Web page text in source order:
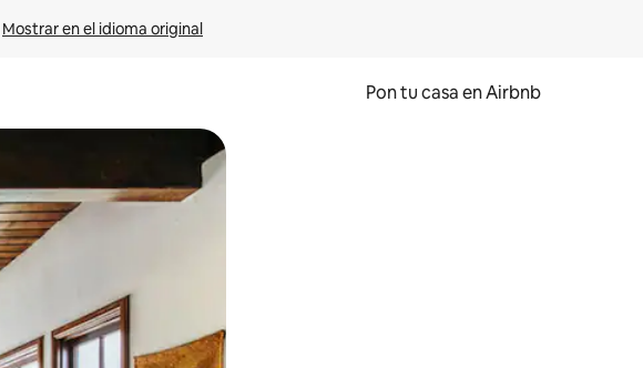
Mostrar en el idioma original
Pon tu casa en Airbnb